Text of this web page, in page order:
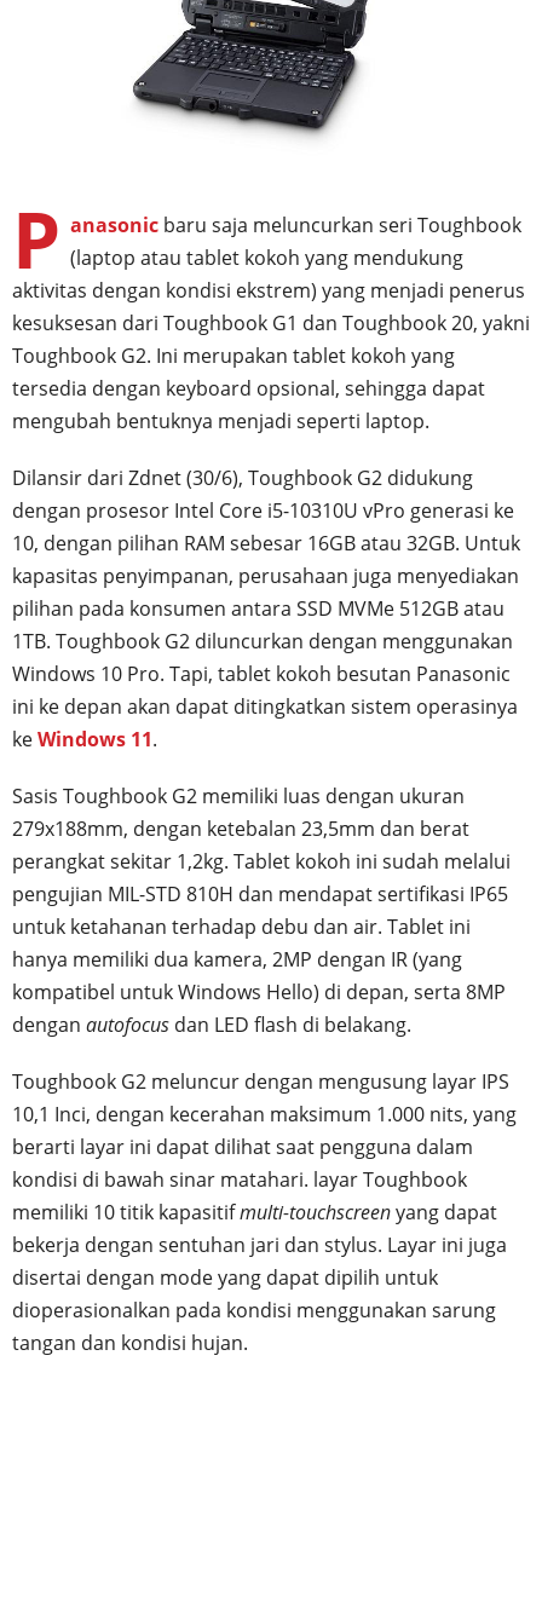
P anasonic baru saja meluncurkan seri Toughbook
(laptop atau tablet kokoh yang mendukung
aktivitas dengan kondisi ekstrem) yang menjadi penerus
kesuksesan dari Toughbook G1 dan Toughbook 20, yakni
Toughbook G2. Ini merupakan tablet kokoh yang
tersedia dengan keyboard opsional, sehingga dapat
mengubah bentuknya menjadi seperti laptop.
Dilansir dari Zdnet (30/6), Toughbook G2 didukung
dengan prosesor Intel Core i5-10310U vPro generasi ke
10, dengan pilihan RAM sebesar 16GB atau 32GB. Untuk
kapasitas penyimpanan, perusahaan juga menyediakan
pilihan pada konsumen antara SSD MVMe 512GB atau
1TB. Toughbook G2 diluncurkan dengan menggunakan
Windows 10 Pro. Tapi, tablet kokoh besutan Panasonic
ini ke depan akan dapat ditingkatkan sistem operasinya
keWindows 11.
Sasis Toughbook G2 memiliki luas dengan ukuran
279x188mm, dengan ketebalan 23,5mm dan berat
perangkat sekitar 1,2kg. Tablet kokoh ini sudah melalui
pengujian MIL-STD 810H dan mendapat sertifikasi IP65
untuk ketahanan terhadap debu dan air. Tablet ini
hanya memiliki dua kamera, 2MP dengan IR (yang
kompatibel untuk Windows Hello) di depan, serta 8MP
dengan autofocus dan LED flash di belakang.
Toughbook G2 meluncur dengan mengusung layar IPS
10,1 Inci, dengan kecerahan maksimum 1.000 nits, yang
berarti layar ini dapat dilihat saat pengguna dalam
kondisi di bawah sinar matahari. layar Toughbook
memiliki 10 titik kapasitifmulti-touchscreenyang dapat
bekerja dengan sentuhan jari dan stylus. Layar ini juga
disertai dengan mode yang dapat dipilih untuk
dioperasionalkan pada kondisi menggunakan sarung
tangan dan kondisi hujan.